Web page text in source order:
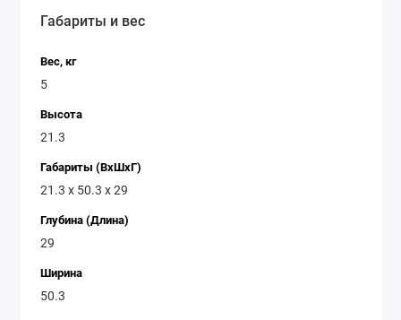
Габариты и вес
Вес, кг
5
Высота
21.3
Габариты (ВхШхГ)
21.3 х 50.3 х 29
Глубина (Длина)
29
Ширина
50.3